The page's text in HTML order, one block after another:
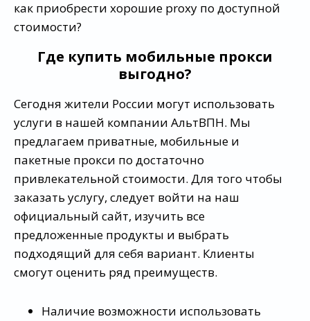
как приобрести хорошие proxy по доступной
стоимости?
Где купить мобильные прокси
выгодно?
Сегодня жители России могут использовать
услуги в нашей компании АльтВПН. Мы
предлагаем приватные, мобильные и
пакетные прокси по достаточно
привлекательной стоимости. Для того чтобы
заказать услугу, следует войти на наш
официальный сайт, изучить все
предложенные продукты и выбрать
подходящий для себя вариант. Клиенты
смогут оценить ряд преимуществ.
Наличие возможности использовать